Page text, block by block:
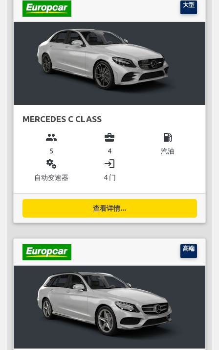
大型
MERCEDES C CLASS
group
5
business_center
4
local_gas_station
汽油
miscellaneous_services
自动变速器
login
4 门
查看详情...
高端